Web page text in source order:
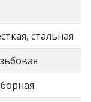
стальная